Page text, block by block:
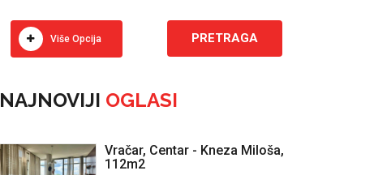
Više Opcija
NAJNOVIJI OGLASI
Vračar, Centar - Kneza Miloša,
112m2